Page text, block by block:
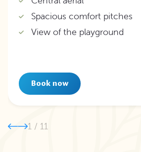
Spacious comfort pitches
View of the playground
Book now
1 / 11